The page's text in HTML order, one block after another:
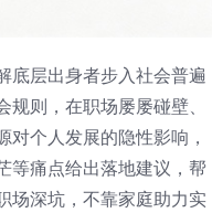
底层出身者步入社会普遍
则，在职场屡屡碰壁、
个人发展的隐性影响，
等痛点给出落地建议，帮
场深坑，不靠家庭助力实